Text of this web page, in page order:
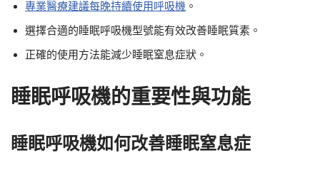
專業醫療建議每晚持續使用呼吸機 。
選擇合適的睡眠呼吸機型號能有效改善睡眠質素。
正確的使用方法能減少睡眠窒息症狀。
睡眠呼吸機的重要性與功能
睡眠呼吸機如何改善睡眠窒息症